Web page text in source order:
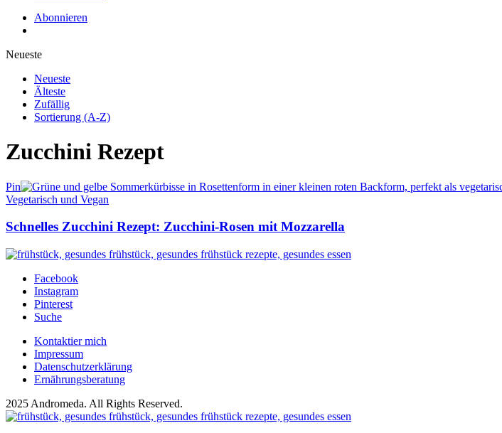
Abonnieren
Neueste
Neueste
Älteste
Zufällig
Sortierung (A-Z)
Zucchini Rezept
Pin
Vegetarisch und Vegan
Schnelles Zucchini Rezept: Zucchini-Rosen mit Mozzarella
Facebook
Instagram
Pinterest
Suche
Kontaktier mich
Impressum
Datenschutzerklärung
Ernährungsberatung
2025 Andromeda. All Rights Reserved.